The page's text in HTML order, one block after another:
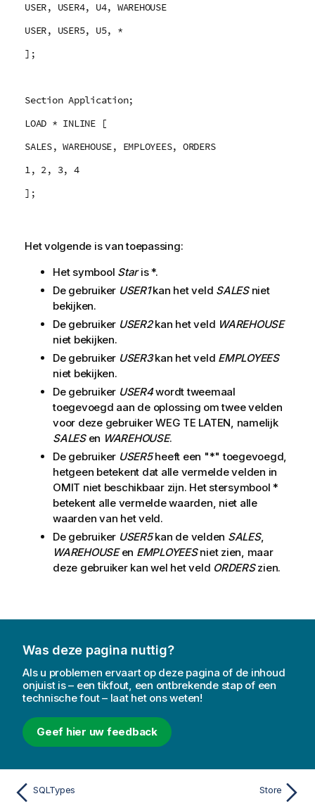
USER, USER4, U4, WAREHOUSE
USER, USER5, U5, *
];
Section Application;
LOAD * INLINE [
SALES, WAREHOUSE, EMPLOYEES, ORDERS
1, 2, 3, 4
];
Het volgende is van toepassing:
Het symbool Staris *.
De gebruiker USER1kan het veld SALESniet
bekijken.
De gebruiker USER2kan het veld WAREHOUSE
niet bekijken.
De gebruiker USER3kan het veld EMPLOYEES
niet bekijken.
De gebruiker USER4wordt tweemaal
toegevoegd aan de oplossing om twee velden
voor deze gebruiker WEG TE LATEN, namelijk
SALES en WAREHOUSE.
De gebruiker USER5heeft een "*" toegevoegd,
hetgeen betekent dat alle vermelde velden in
OMIT niet beschikbaar zijn. Het stersymbool *
betekent alle vermelde waarden, niet alle
waarden van het veld.
De gebruiker USER5kan de velden SALES,
WAREHOUSEen EMPLOYEESniet zien, maar
deze gebruiker kan wel het veld ORDERSzien.
Was deze pagina nuttig?
Als u problemen ervaart op deze pagina of de inhoud
onjuist is – een tikfout, een ontbrekende stap of een
technische fout – laat het ons weten!
Geef hier uw feedback
SQLTypes Store